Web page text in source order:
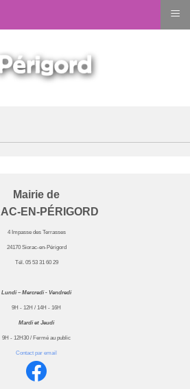
Mairie de
EN-PÉRIGORD
4 Impasse des Terrasses
24170 Siorac-en-Périgord
Tél. 05 53 31 60 29
Lundi – Mercredi - Vendredi
9H - 12H / 14H - 16H
Mardi et Jeudi
9H - 12H30 / Fermé au public
Contact par email
≡